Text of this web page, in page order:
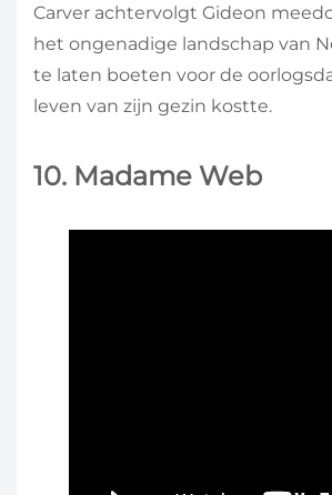
Carver achtervolgt Gideon
het ongenadige landschap van
te laten boeten voor de
leven van zijn gezin kostte.
10. Madame Web